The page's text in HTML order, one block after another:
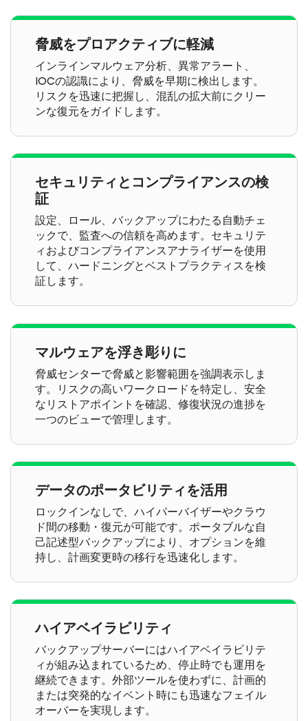
脅威をプロアクティブに軽減
インラインマルウェア分析、異常アラート、
IOCの認識により、脅威を早期に検出します。
リスクを迅速に把握し、混乱の拡大前にクリー
ンな復元をガイドします。
セキュリティとコンプライアンスの検
証
設定、ロール、バックアップにわたる自動チェ
ックで、監査への信頼を高めます。セキュリテ
ィおよびコンプライアンスアナライザーを使用
して、ハードニングとベストプラクティスを検
証します。
マルウェアを浮き彫りに
脅威センターで脅威と影響範囲を強調表示しま
す。リスクの高いワークロードを特定し、安全
なリストアポイントを確認、修復状況の進捗を
一つのビューで管理します。
データのポータビリティを活用
ロックインなしで、ハイパーバイザーやクラウ
ド間の移動・復元が可能です。ポータブルな自
己記述型バックアップにより、オプションを維
持し、計画変更時の移行を迅速化します。
ハイアベイラビリティ
バックアップサーバーにはハイアベイラビリテ
ィが組み込まれているため、停止時でも運用を
継続できます。外部ツールを使わずに、計画的
または突発的なイベント時にも迅速なフェイル
オーバーを実現します。